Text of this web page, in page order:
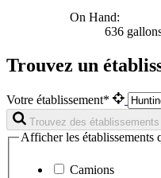
On Hand:
636
Trouvez un
Votre établissement*
Trouvez des établissements
Afficher les établissements
Camions